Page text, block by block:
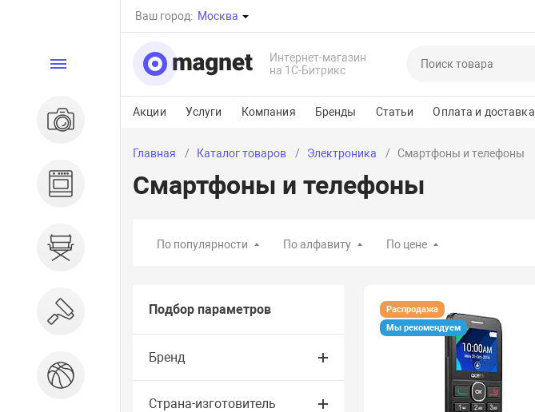
Ваш город: Москва
Интернет-магазин
на 1С-Битрикс
Акции Услуги Компания Бренды Статьи Оплата и доставка
Каталог
Электроника
Бытовая техника
Ремонт и строительство
Главная Каталог товаров Электроника Смартфоны и телефоны
Смартфоны и телефоны
По популярности По алфавиту По цене
Подбор параметров
Бренд
Страна-изготовитель
Распродажа
Мы рекомендуем